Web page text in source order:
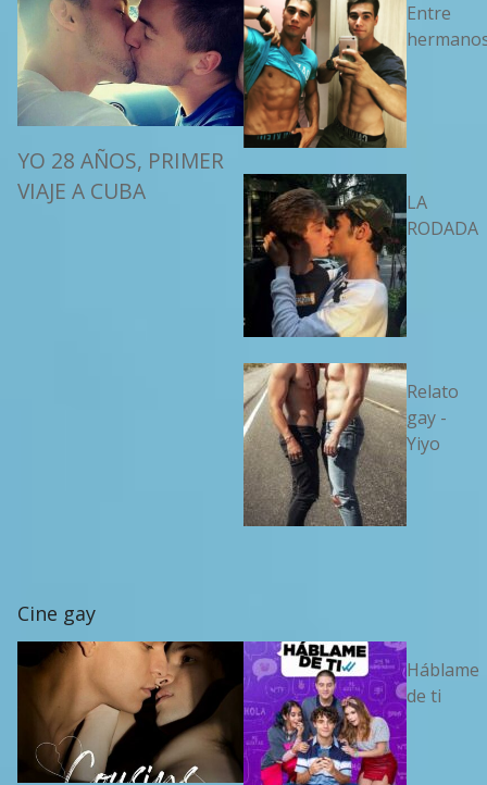
YO 28 AÑOS, PRIMER
VIAJE A CUBA
Entre
LA
RODADA
Relato
gay -
Yiyo
Cine gay
Háblame
de ti